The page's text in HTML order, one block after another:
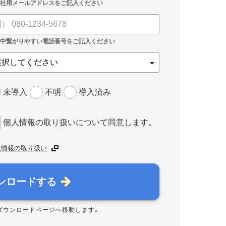
未導入 不明 導入済み
個人情報の取り扱いについて同意します。
報の取り扱い
ロードする
ウンロードページへ移動します。